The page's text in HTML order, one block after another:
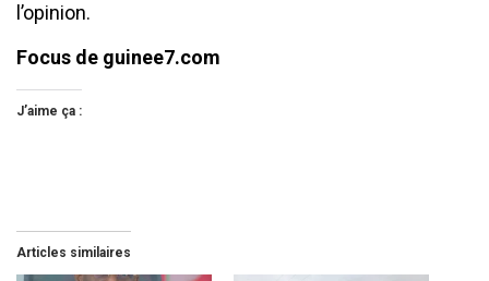
l’opinion.
Focus de guinee7.com
J’aime ça :
Articles similaires